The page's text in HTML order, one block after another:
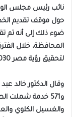
نائب رئيس مجلس
حول موقف تقديم
لتحقيق رؤية مصر 2030.
و571 خدمة شملت